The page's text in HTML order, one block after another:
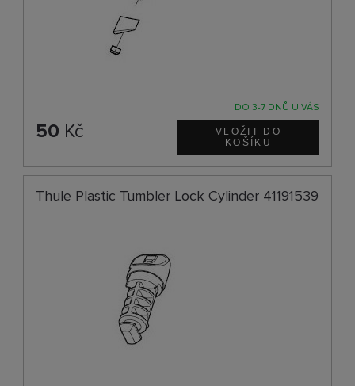
DO 3-7 DNŮ U VÁS
50 Kč
Thule Plastic Tumbler Lock Cylinder 41191539